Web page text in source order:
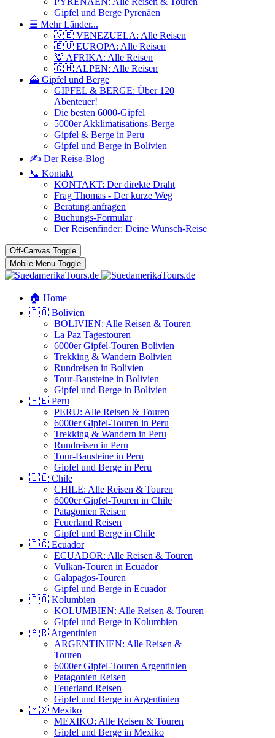
Gipfel und Berge Pyrenäen
☰ Mehr Länder...
🇻🇪 VENEZUELA: Alle Reisen
🇪🇺 EUROPA: Alle Reisen
🦒 AFRIKA: Alle Reisen
🇨🇭 ALPEN: Alle Reisen
🗻 Gipfel und Berge
GIPFEL & BERGE: Über 120
Abenteuer!
Die besten 6000-Gipfel
5000er Akklimatisations-Berge
Gipfel & Berge in Peru
Gipfel und Berge in Bolivien
✍️ Der Reise-Blog
📞 Kontakt
KONTAKT: Der direkte Draht
Frag Thomas - Der kurze Weg
Beratung anfragen
Buchungs-Formular
Der Reisenfinder: Deine Wunsch-Reise
Off-Canvas Toggle
Mobile Menu Toggle
🏠 Home
🇧🇴 Bolivien
BOLIVIEN: Alle Reisen & Touren
La Paz Tagestouren
6000er Gipfel-Touren Bolivien
Trekking & Wandern Bolivien
Rundreisen in Bolivien
Tour-Bausteine in Bolivien
Gipfel und Berge in Bolivien
🇵🇪 Peru
PERU: Alle Reisen & Touren
6000er Gipfel-Touren in Peru
Trekking & Wandern in Peru
Rundreisen in Peru
Tour-Bausteine in Peru
Gipfel und Berge in Peru
🇨🇱 Chile
CHILE: Alle Reisen & Touren
6000er Gipfel-Touren in Chile
Patagonien Reisen
Feuerland Reisen
Gipfel und Berge in Chile
🇪🇨 Ecuador
ECUADOR: Alle Reisen & Touren
Vulkan-Touren in Ecuador
Galapagos-Touren
Gipfel und Berge in Ecuador
🇨🇴 Kolumbien
KOLUMBIEN: Alle Reisen & Touren
Gipfel und Berge in Kolumbien
🇦🇷 Argentinien
ARGENTINIEN: Alle Reisen &
Touren
6000er Gipfel-Touren Argentinien
Patagonien Reisen
Feuerland Reisen
Gipfel und Berge in Argentinien
🇲🇽 Mexiko
MEXIKO: Alle Reisen & Touren
Gipfel und Berge in Mexiko